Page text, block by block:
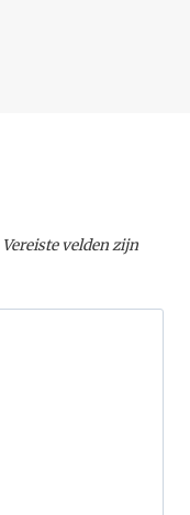
Vereiste velden zijn